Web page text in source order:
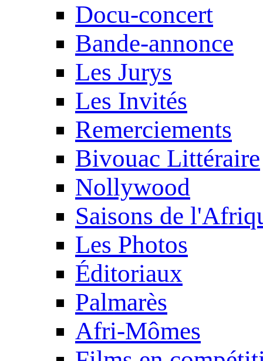
Docu-concert
Bande-annonce
Les Jurys
Les Invités
Remerciements
Bivouac Littéraire
Nollywood
Saisons de
Les Photos
Éditoriaux
Palmarès
Afri-Mômes